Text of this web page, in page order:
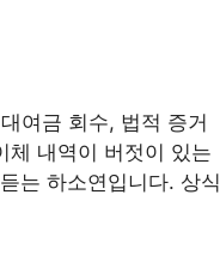
여금 회수, 법적 증거
체 내역이 버젓이 있는
는 하소연입니다. 상식